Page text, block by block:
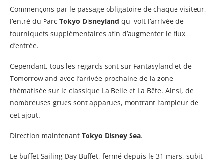
Commençons par le passage obligatoire de chaque visiteur,
l’entré du Parc Tokyo Disneyland qui voit l’arrivée de
tourniquets supplémentaires afin d’augmenter le flux
d’entrée.
Cependant, tous les regards sont sur Fantasyland et de
Tomorrowland avec l’arrivée prochaine de la zone
thématisée sur le classique La Belle et La Bête. Ainsi, de
nombreuses grues sont apparues, montrant l’ampleur de
cet ajout.
Direction maintenant Tokyo Disney Sea.
Le buffet Sailing Day Buffet, fermé depuis le 31 mars, subit